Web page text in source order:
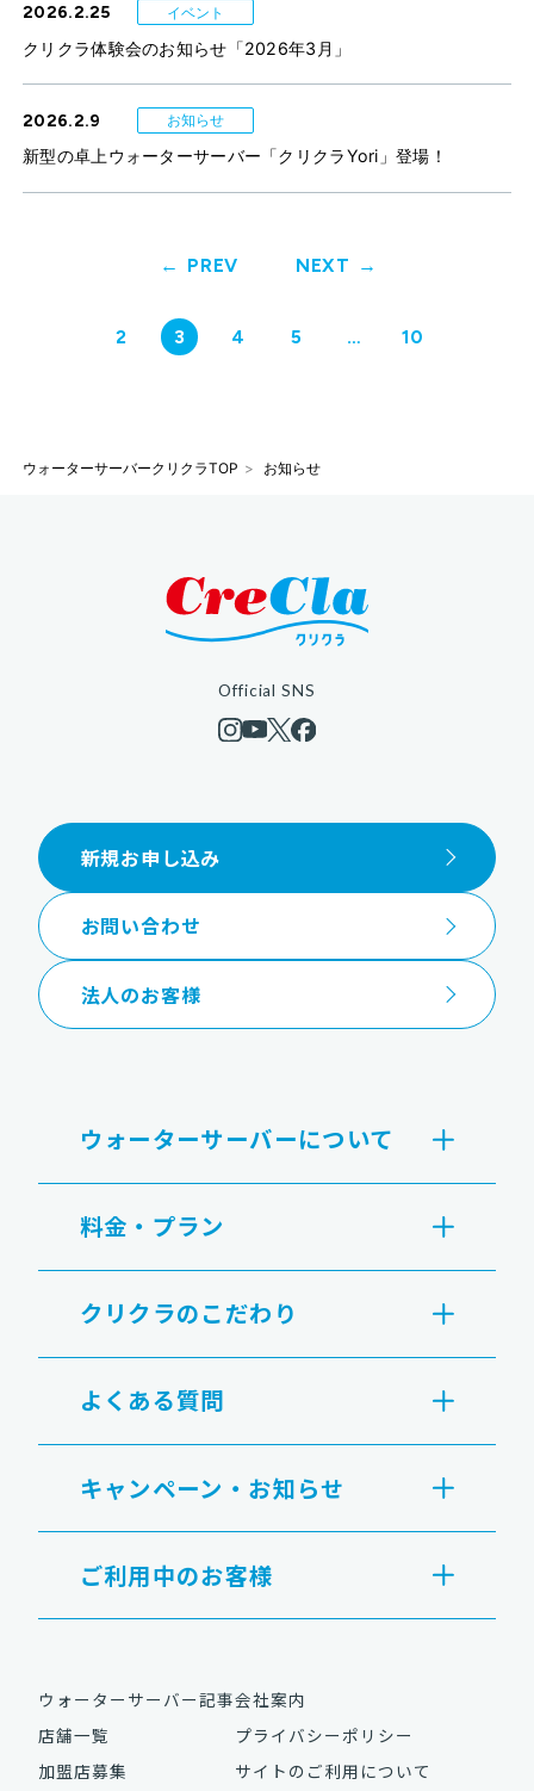
2026.2.25 イベント
クリクラ体験会のお知らせ「2026年3月」
2026.2.9 お知らせ
新型の卓上ウォーターサーバー「クリクラYori」登場！
PREV
2 3 4 5 … 10
NEXT
ウォーターサーバークリクラTOP お知らせ
Official SNS
新規お申し込み
お問い合わせ
法人のお客様
ウォーターサーバーについて
料金・プラン
クリクラのこだわり
よくある質問
キャンペーン・お知らせ
ご利用中のお客様
ウォーターサーバー記事
店舗一覧
加盟店募集
会社案内
プライバシーポリシー
サイトのご利用について